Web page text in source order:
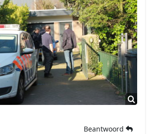
Beantwoord